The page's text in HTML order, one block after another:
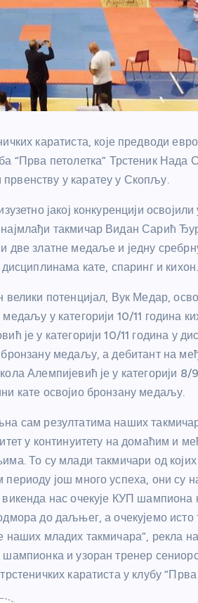
каратиста, које предводи
“Прва петолетка” Трстеник Нада
у каратеу у Скопљу.
јакој конкуренцији
такмичар Видан Сарић
две златне медаље и једну
кате, спаринг и кихон.
велики потенцијал, Вук Медар,
медаљу у категорији 10/11 година
је у категорији 10/11 година у
бронзану медаљу, а дебитант на
Алемпијевић је у категорији 8/
кате освојио бронзану медаљу.
сам резултатима наших
у континуитету на домаћим и
То су млади такмичари од којих
периоду још много успеха, они су
нас очекује КУП шампиона
до даљњег, а очекујемо исто
наших младих такмичара”, рекла
шампионка и узоран тренер
каратиста у клубу “Прва